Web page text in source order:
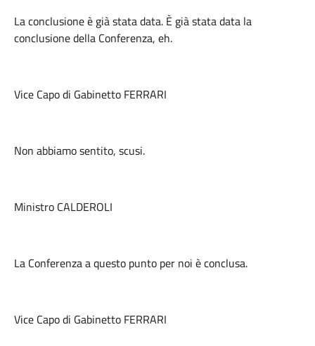
La conclusione è già stata data. È già stata data la
conclusione della Conferenza, eh.
Vice Capo di Gabinetto FERRARI
Non abbiamo sentito, scusi.
Ministro CALDEROLI
La Conferenza a questo punto per noi è conclusa.
Vice Capo di Gabinetto FERRARI